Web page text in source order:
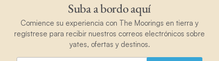
Suba a bordo aquí
Comience su experiencia con The Moorings en tierra y
regístrese para recibir nuestros correos electrónicos sobre
yates, ofertas y destinos.